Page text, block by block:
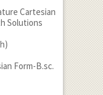
Cartesian
Solutions
Form-B.sc.